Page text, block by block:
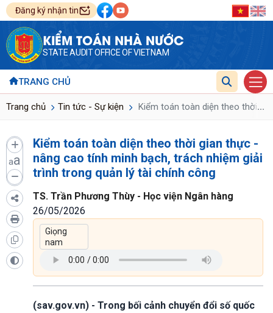
Đăng ký nhận tin
KIỂM TOÁN NHÀ NƯỚC
STATE AUDIT OFFICE OF VIETNAM
TRANG CHỦ
Trang chủ Tin tức - Sự kiện Kiểm toán toàn diện theo thời...
aa
Kiểm toán toàn diện theo thời gian thực -
nâng cao tính minh bạch, trách nhiệm giải
trình trong quản lý tài chính công
TS. Trần Phương Thùy - Học viện Ngân hàng
26/05/2026
(sav.gov.vn) - Trong bối cảnh chuyển đổi số quốc